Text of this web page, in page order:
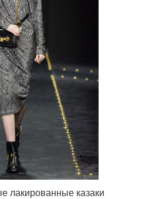
лакированные казаки